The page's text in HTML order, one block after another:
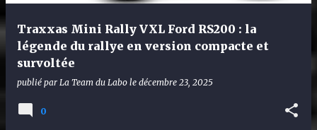
Traxxas Mini Rally VXL Ford RS200 : la
légende du rallye en version compacte et
survoltée
publié par La Team du Labo le décembre 23, 2025
0